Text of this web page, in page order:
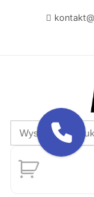
Search
for: